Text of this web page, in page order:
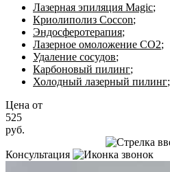
Лазерная эпиляция Magic;
Криолиполиз Coccon;
Эндосферотерапия;
Лазерное омоложение CO2;
Удаление сосудов;
Карбоновый пилинг;
Холодный лазерный пилинг;
Цена от
525
руб.
Консультация